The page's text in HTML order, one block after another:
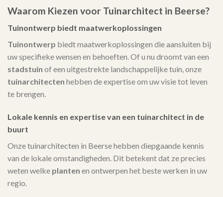
Waarom Kiezen voor Tuinarchitect in Beerse?
Tuinontwerp biedt maatwerkoplossingen
Tuinontwerp biedt maatwerkoplossingen die aansluiten bij
uw specifieke wensen en behoeften. Of u nu droomt van een
stadstuin of een uitgestrekte landschappelijke tuin, onze
tuinarchitecten hebben de expertise om uw visie tot leven
te brengen.
Lokale kennis en expertise van een tuinarchitect in de
buurt
Onze tuinarchitecten in Beerse hebben diepgaande kennis
van de lokale omstandigheden. Dit betekent dat ze precies
weten welke planten en ontwerpen het beste werken in uw
regio.